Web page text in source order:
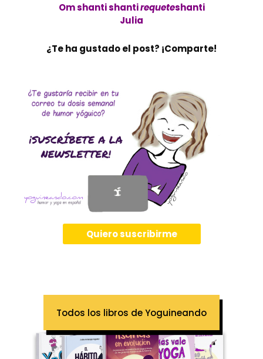
Om shanti shantirequeteshanti
Julia
¿Te ha gustado el post? ¡Comparte!
Quiero suscribirme
Todos los libros de Yoguineando